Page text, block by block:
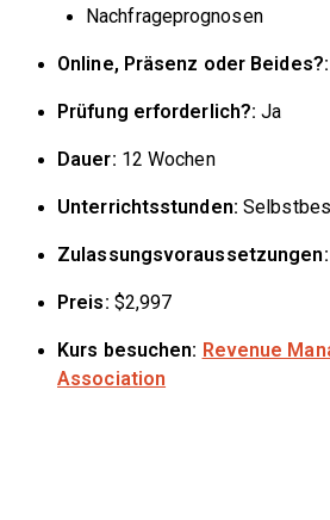
Nachfrageprognosen
Online, Präsenz oder Beides?:
Prüfung erforderlich?: Ja
Dauer: 12 Wochen
Unterrichtsstunden:
Zulassungsvoraussetzungen:
Preis: $2,997
Kurs besuchen: Revenue
Association